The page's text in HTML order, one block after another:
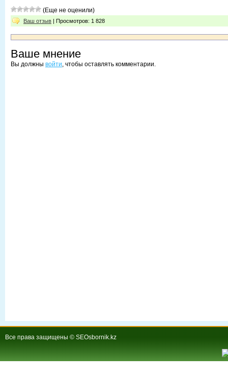
(Еще не оценили)
Ваш отзыв | Просмотров: 1 828
Ваше мнение
Вы должны войти, чтобы оставлять комментарии.
Все права защищены © SEOsbornik.kz